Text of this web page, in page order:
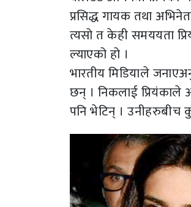
प्रसिद्ध गायक तथा
त्यसो त केही समययता
ल्याएको हो ।
भारतीय मिडियाले
छन् । निकलाई प्रियंकाले
पनि भेटिन् । उनीहरुबीच